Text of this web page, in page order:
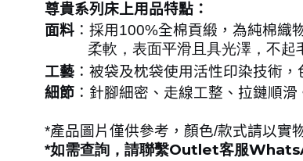
尊貴系列床上用品特點：
面料 ：採用100%全棉貢緞，為純棉織
柔軟，表面平滑且具光澤，不起毛
工藝 ：被袋及枕袋使用活性印染技術
細節 ：針腳細密、走線工整、拉鏈順
*產品圖片僅供參考，顏色/款式請以實
*如需查詢，請聯繫Outlet客服